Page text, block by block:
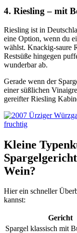
4. Riesling – mit
Riesling ist in
eine Option, wenn du
wählst. Knackig-saure
Restsüße hingegen
wunderbar ab.
Gerade wenn der
einer süßlichen
gereifter Riesling
Kleine
Wein?
Hier ein schneller
kannst:
Gericht
Spargel klassisch mit